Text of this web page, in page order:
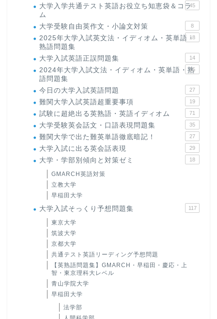
大学入学共通テスト英語お役立ち知恵袋＆コラ
ム
45
大学受験自由英作文・小論文対策 8
2025年大学入試英文法・イディオム・英単語・
熟語問題集
18
大学入試英語正誤問題集 14
2024年大学入試文法・イディオム・英単語・熟
語問題集
15
今日の大学入試英語問題 27
難関大学入試英語超重要事項 19
試験に超絶出る英熟語・英語イディオム 71
大学受験英会話文・口語表現問題集 35
難関大学で出た難英単語徹底暗記！ 27
大学入試に出る英会話表現 29
大学・学部別傾向と対策ゼミ 18
GMARCH英語対策
立教大学
早稲田大学
大学入試そっくり予想問題集 117
東京大学
筑波大学
京都大学
共通テスト英語リーディング予想問題
【英熟語問題集】GMARCH・早稲田・慶応・上
智・東京理科大レベル
青山学院大学
早稲田大学
法学部